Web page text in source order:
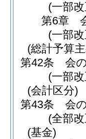
(一部
第6章
(一部
(総計予算
第42条
会
(一部
(会計区分)
第43条
会
(全部
(基金)